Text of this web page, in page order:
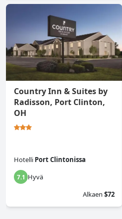
Country Inn & Suites by
Radisson, Port Clinton,
OH
Hotelli Port Clintonissa
7.1 Hyvä
Alkaen $72